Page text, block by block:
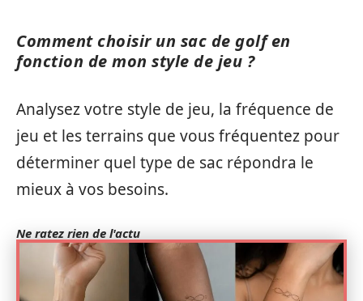
Comment choisir un sac de golf en
fonction de mon style de jeu ?
Analysez votre style de jeu, la fréquence de
jeu et les terrains que vous fréquentez pour
déterminer quel type de sac répondra le
mieux à vos besoins.
Ne ratez rien de l'actu